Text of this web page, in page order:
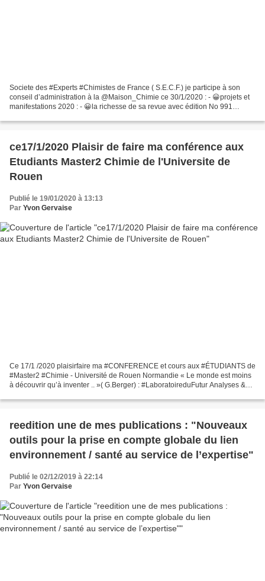
Societe des #Experts #Chimistes de France ( S.E.C.F.) je participe à son
conseil d’administration à la @Maison_Chimie ce 30/1/2020 : - 😀projets et
manifestations 2020 : - 😀la richesse de sa revue avec édition No 991
ce17/1/2020 Plaisir de faire ma conférence aux
Etudiants Master2 Chimie de l'Universite de
Rouen
Publié le 19/01/2020 à 13:13
Par Yvon Gervaise
Ce 17/1 /2020 plaisirfaire ma #CONFERENCE et cours aux #ÉTUDIANTS de
#Master2 #Chimie - Université de Rouen Normandie « Le monde est moins
à découvrir qu’à inventer .. »( G.Berger) : #LaboratoireduFutur Analyses &
reedition une de mes publications : "Nouveaux
outils pour la prise en compte globale du lien
environnement / santé au service de l’expertise"
Publié le 02/12/2019 à 22:14
Par Yvon Gervaise